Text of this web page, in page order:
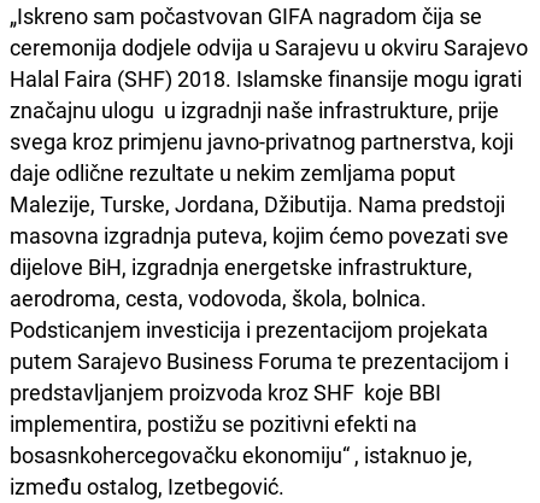
„Iskreno sam počastvovan GIFA nagradom čija se
ceremonija dodjele odvija u Sarajevu u okviru Sarajevo
Halal Faira (SHF) 2018. Islamske finansije mogu igrati
značajnu ulogu u izgradnji naše infrastrukture, prije
svega kroz primjenu javno-privatnog partnerstva, koji
daje odlične rezultate u nekim zemljama poput
Malezije, Turske, Jordana, Džibutija. Nama predstoji
masovna izgradnja puteva, kojim ćemo povezati sve
dijelove BiH, izgradnja energetske infrastrukture,
aerodroma, cesta, vodovoda, škola, bolnica.
Podsticanjem investicija i prezentacijom projekata
putem Sarajevo Business Foruma te prezentacijom i
predstavljanjem proizvoda kroz SHF koje BBI
implementira, postižu se pozitivni efekti na
bosasnkohercegovačku ekonomiju“ , istaknuo je,
između ostalog, Izetbegović.